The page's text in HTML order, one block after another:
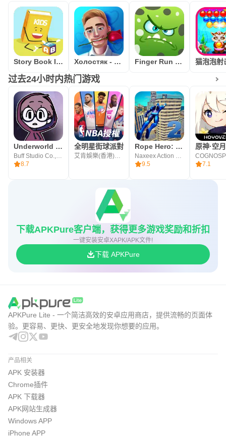
Story Book In English Free Offline Reading - USA Холостяк - квест игра Finger Run - Farm Escape
过去24小时内热门游戏
Underworld Office: Story game
Buff Studio Co.,Ltd.
8.7
全明星街球派對
艾肯娛樂(香港)股份有限公司
Rope Hero: Mafia City Wars
Naxeex Action & RPG Games
9.5
原神·空
7.1
下载APKPure客户端，获得更多游戏奖励和折扣
一键安装安卓XAPK/APK文件!
下载 APKPure
APKPure Lite - 一个简洁高效的安卓应用商店，提供流畅的页面体
验。更容易、更快、更安全地发现你想要的应用。
产品相关
APK 安装器
Chrome插件
APK 下载器
APK网站生成器
Windows APP
iPhone APP